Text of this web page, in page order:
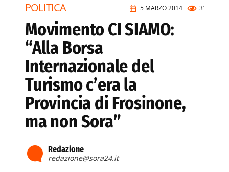
5 MARZO 2014 3’
POLITICA
Movimento CI SIAMO:
“Alla Borsa
Internazionale del
Turismo c’era la
Provincia di Frosinone,
ma non Sora”
Redazione
redazione@sora24.it